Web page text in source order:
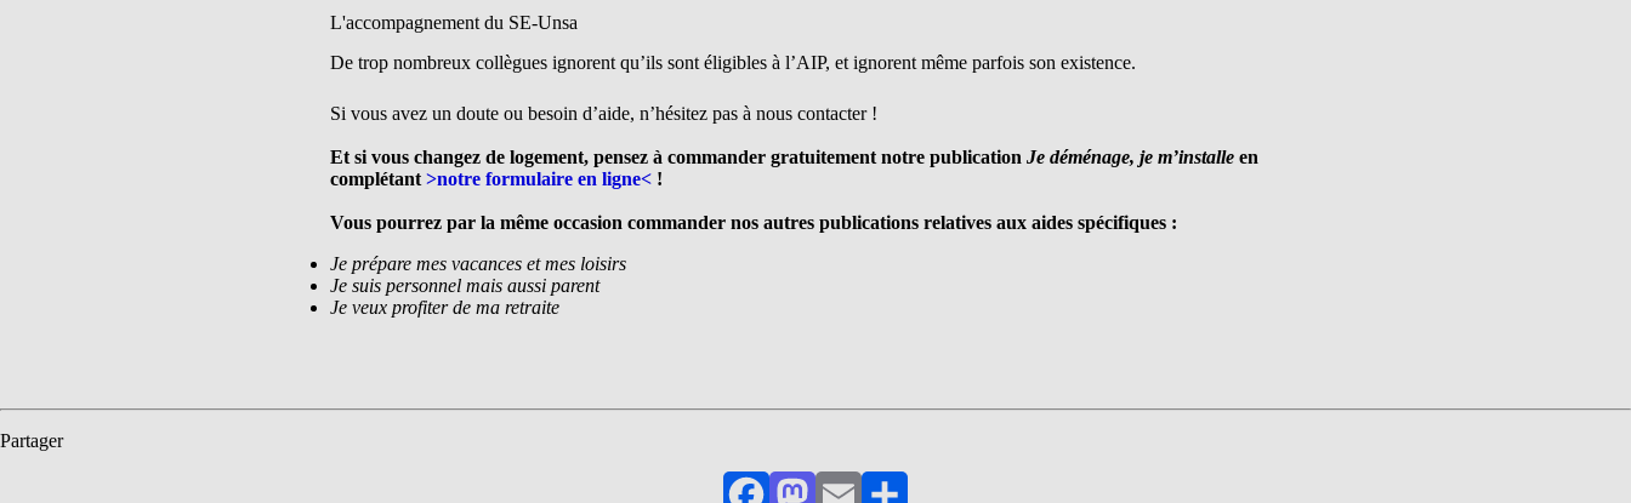
L'accompagnement du SE-Unsa
De trop nombreux collègues ignorent qu’ils sont éligibles à l’AIP, et ignorent même parfois son existence.
Si vous avez un doute ou besoin d’aide, n’hésitez pas à nous contacter !
Et si vous changez de logement, pensez à commander gratuitement notre publication Je déménage, je m’installe en
complétant >notre formulaire en ligne< !
Vous pourrez par la même occasion commander nos autres publications relatives aux aides spécifiques :
Je prépare mes vacances et mes loisirs
Je suis personnel mais aussi parent
Je veux profiter de ma retraite
Partager